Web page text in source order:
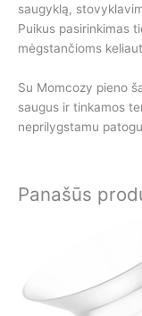
saugyklą,
Puikus pasirinkimas
mėgstančioms
Su Momcozy pieno
saugus ir tinkamos
neprilygstamu
Panašūs